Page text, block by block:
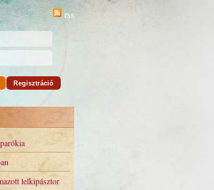
rss
Regisztráció
lelkipásztor